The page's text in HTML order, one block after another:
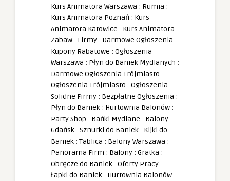
Kurs Animatora Warszawa : Rumia :
Kurs Animatora Poznań : Kurs
Animatora Katowice : Kurs Animatora
Zabaw : Firmy : Darmowe Ogłoszenia :
Kupony Rabatowe : Ogłoszenia
Warszawa : Płyn do Baniek Mydlanych :
Darmowe Ogłoszenia Trójmiasto :
Ogłoszenia Trójmiasto : Ogłoszenia :
Solidne Firmy : Bezpłatne Ogłoszenia :
Płyn do Baniek : Hurtownia Balonów :
Party Shop : Bańki Mydlane : Balony
Gdańsk : Sznurki do Baniek : Kijki do
Baniek : Tablica : Balony Warszawa :
Panorama Firm : Balony : Gratka :
Obręcze do Baniek : Oferty Pracy :
Łapki do Baniek : Hurtownia Balonów :